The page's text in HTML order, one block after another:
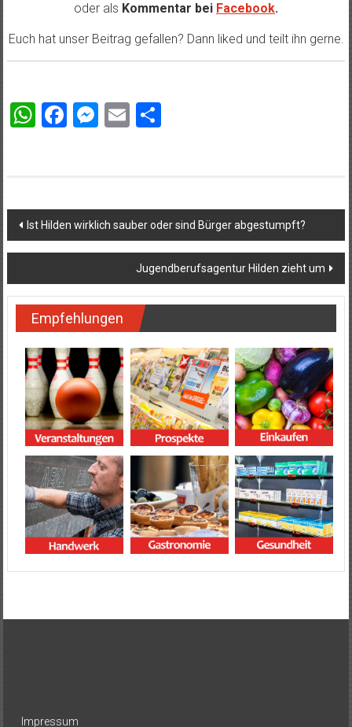
oder als Kommentar bei Facebook.
Euch hat unser Beitrag gefallen? Dann liked und teilt ihn gerne.
WhatsApp
Facebook
Messenger
EmailTeilen
Beitragsnavigation
Ist Hilden wirklich sauber oder sind Bürger abgestumpft?
Jugendberufsagentur Hilden zieht um
Empfehlungen
Impressum